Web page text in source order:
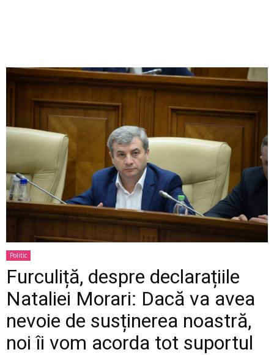
Politic
Furculiță, despre declarațiile
Nataliei Morari: Dacă va avea
nevoie de susținerea noastră,
noi îi vom acorda tot suportul